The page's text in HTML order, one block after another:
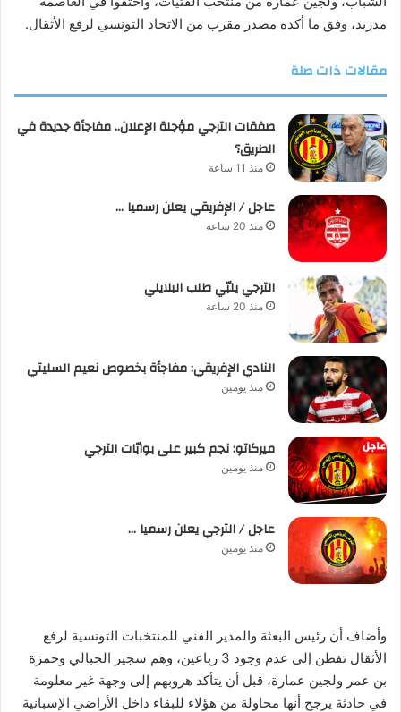
مدريد، وفق ما أكده مصدر مقرب من الاتحاد التونسي لرفع الأثقال.
مقالات ذات صلة
صفقات الترجي مؤجلة الإعلان.. مفاجأة جديدة في
الطريق؟
منذ 11 ساعة
عاجل / الإفريقي يعلن رسميا …
منذ 20 ساعة
الترجي يلبّي طلب البلايلي
منذ 20 ساعة
النادي الإفريقي: مفاجأة بخصوص نعيم السليتي
منذ يومين
ميركاتو: نجم كبير على بوابّات الترجي
منذ يومين
عاجل / الترجي يعلن رسميا …
منذ يومين
وأضاف أن رئيس البعثة والمدير الفني للمنتخبات التونسية لرفع
الأثقال تفطن إلى عدم وجود 3 رباعين، وهم سجير الجبالي وحمزة
بن عمر ولجين عمارة، قبل أن يتأكد هروبهم إلى وجهة غير معلومة
في حادثة يرجح أنها محاولة من هؤلاء للبقاء داخل الأراضي الإسبانية